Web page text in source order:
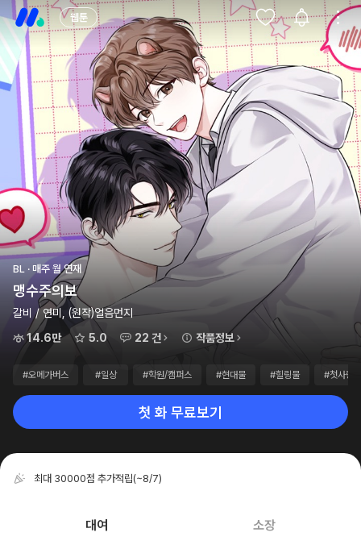
웹툰
BL · 매주 월 연재
맹수주의보
갈비 / 연미, (원작)얼음먼지
14.6만
5.0 22 건 작품정보
#오메가버스 #일상 #학원/캠퍼스 #현대물 #힐링물 #첫사랑
첫 화 무료보기
최대 30000점 추가적립(~8/7)
대여 소장